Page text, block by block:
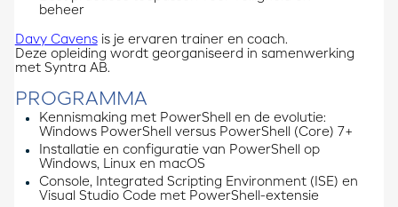
beheer
Davy Cavensis je ervaren trainer en coach.
Deze opleiding wordt georganiseerd in samenwerking
met Syntra AB.
PROGRAMMA
Kennismaking met PowerShell en de evolutie:
Windows PowerShell versus PowerShell (Core) 7+
Installatie en configuratie van PowerShell op
Windows, Linux en macOS
Console, Integrated Scripting Environment (ISE) en
Visual Studio Code met PowerShell-extensie